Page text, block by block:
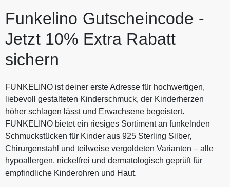
Funkelino Gutscheincode -
Jetzt 10% Extra Rabatt
sichern
FUNKELINO ist deiner erste Adresse für hochwertigen,
liebevoll gestalteten Kinderschmuck, der Kinderherzen
höher schlagen lässt und Erwachsene begeistert.
FUNKELINO bietet ein riesiges Sortiment an funkelnden
Schmuckstücken für Kinder aus 925 Sterling Silber,
Chirurgenstahl und teilweise vergoldeten Varianten – alle
hypoallergen, nickelfrei und dermatologisch geprüft für
empfindliche Kinderohren und Haut.